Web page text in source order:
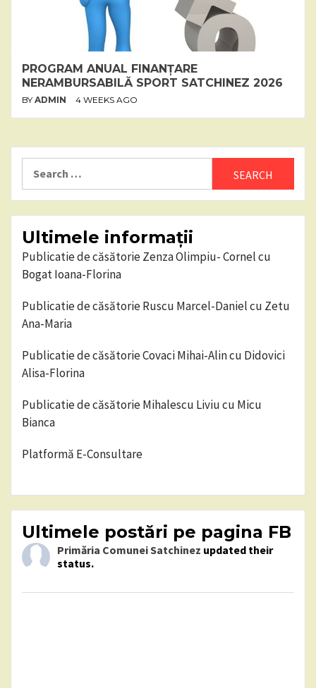
PROGRAM ANUAL FINANȚARE
NERAMBURSABILĂ SPORT SATCHINEZ 2026
BY ADMIN 4 WEEKS AGO
for:
Ultimele informații
Publicatie de căsătorie Zenza Olimpiu- Cornel cu
Bogat Ioana-Florina
Publicatie de căsătorie Ruscu Marcel-Daniel cu Zetu
Ana-Maria
Publicatie de căsătorie Covaci Mihai-Alin cu Didovici
Alisa-Florina
Publicatie de căsătorie Mihalescu Liviu cu Micu
Bianca
Platformă E-Consultare
Ultimele postări pe pagina FB
Primăria Comunei Satchinez updated their
status.